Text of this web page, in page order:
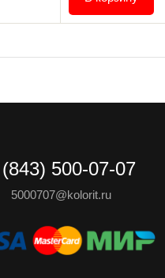
500-07-07
5000707@kolorit.ru